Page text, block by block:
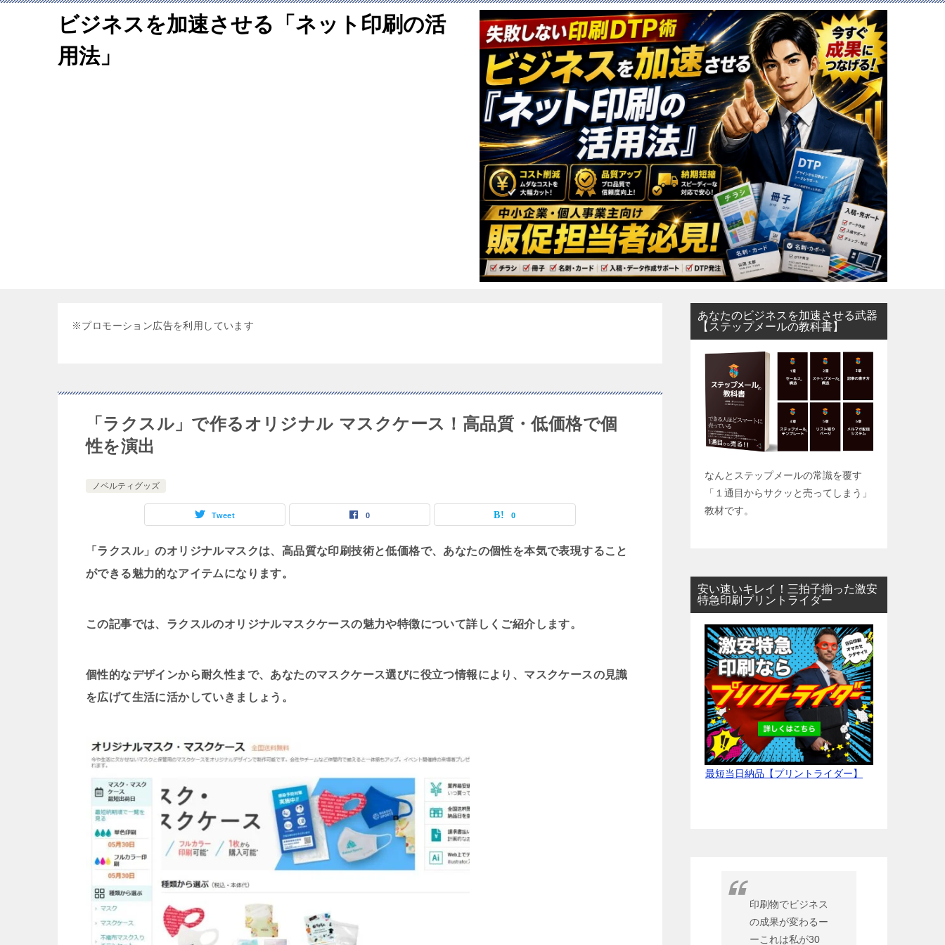
ビジネスを加速させる「ネット印刷の活
用法」
※プロモーション広告を利用しています
「ラクスル」で作るオリジナル マスクケース！高品質・低価格で個
性を演出
ノベルティグッズ
Tweet 0 0
「ラクスル」のオリジナルマスクは、高品質な印刷技術と低価格で、あなたの個性を本気で表現すること
ができる魅力的なアイテムになります。
この記事では、ラクスルのオリジナルマスクケースの魅力や特徴について詳しくご紹介します。
個性的なデザインから耐久性まで、あなたのマスクケース選びに役立つ情報により、マスクケースの見識
を広げて生活に活かしていきましょう。
あなたのビジネスを加速させる武器
【ステップメールの教科書】
なんとステップメールの常識を覆す
「１通目からサクッと売ってしまう」
教材です。
安い速いキレイ！三拍子揃った激安
特急印刷プリントライダー
最短当日納品【プリントライダー】
印刷物でビジネス
の成果が変わるー
ーこれは私が30